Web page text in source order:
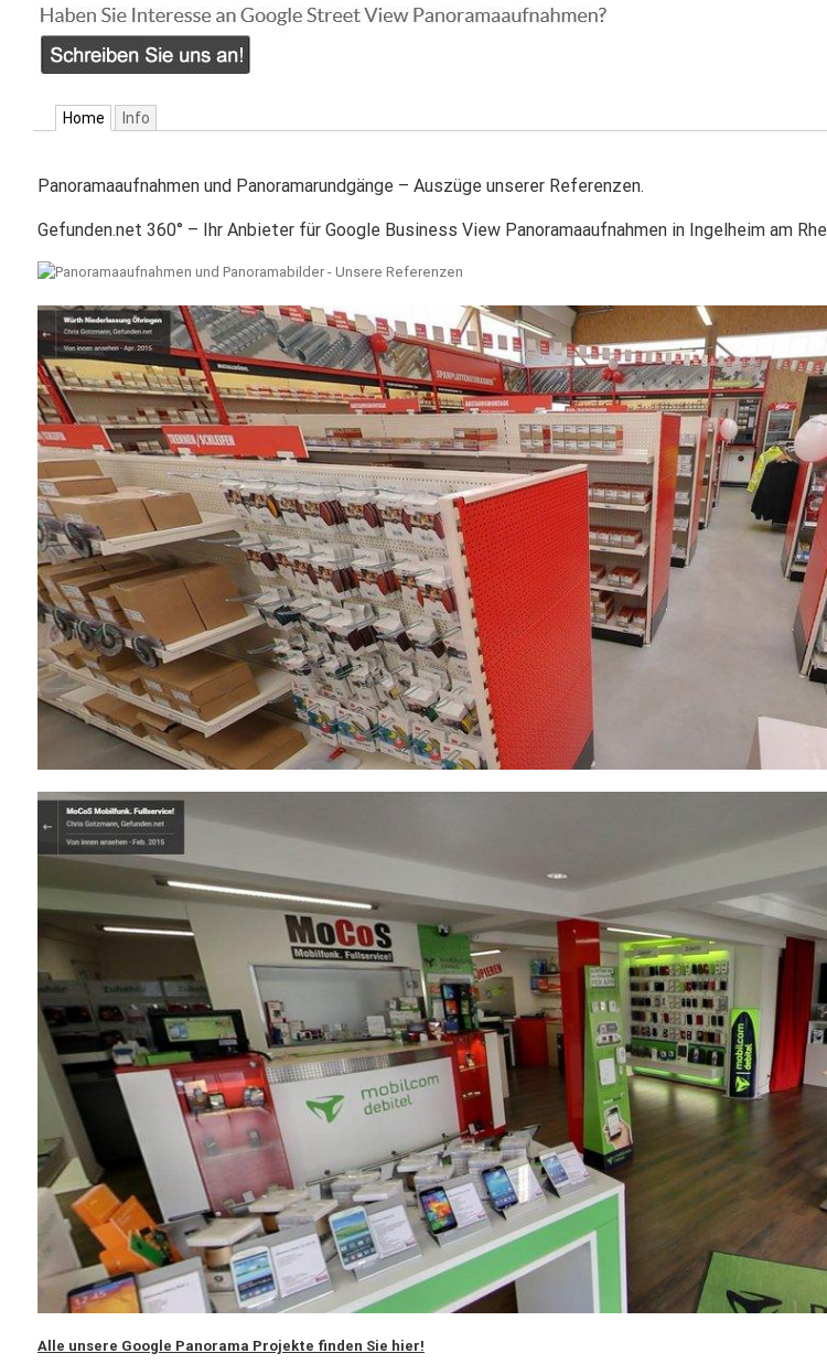
Home Info
Panoramaaufnahmen und Panoramarundgänge – Auszüge unserer Referenzen.
Gefunden.net 360° – Ihr Anbieter für Google Business View Panoramaaufnahmen in Ingelheim am
Alle unsere Google Panorama Projekte finden Sie hier!